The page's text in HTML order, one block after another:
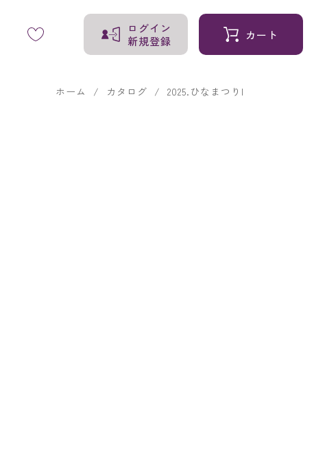
ログイン
新規登録
カート
ホーム カタログ 2025.ひなまつりI